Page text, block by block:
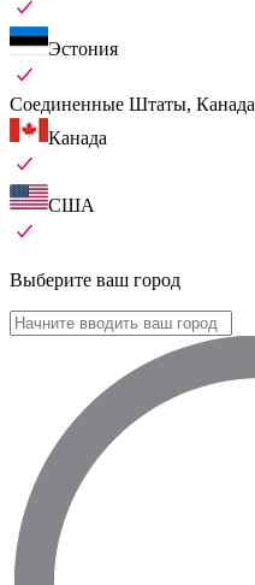
Эстония
Соединенные Штаты, Канада
Канада
США
Выберите ваш город